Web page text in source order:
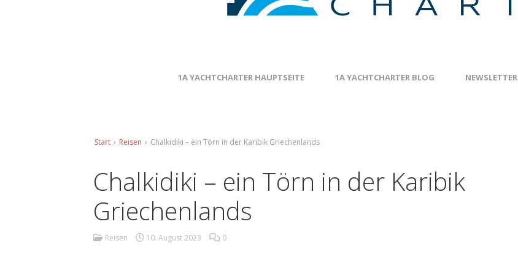
1A YACHTCHARTER HAUPTSEITE 1A YACHTCHARTER BLOG NEWSLETTER
Start › Reisen › Chalkidiki – ein Törn in der Karibik Griechenlands
Chalkidiki – ein Törn in der Karibik
Griechenlands
Reisen 10. August 2023 0